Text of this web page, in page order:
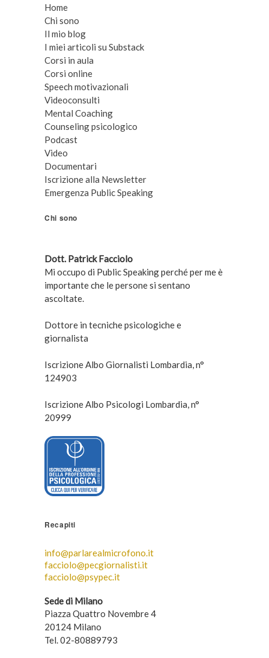
Home
Chi sono
Il mio blog
I miei articoli su Substack
Corsi in aula
Corsi online
Speech motivazionali
Videoconsulti
Mental Coaching
Counseling psicologico
Podcast
Video
Documentari
Iscrizione alla Newsletter
Emergenza Public Speaking
Chi sono
Dott. Patrick Facciolo
Mi occupo di Public Speaking perché per me è
importante che le persone si sentano
ascoltate.
Dottore in tecniche psicologiche e
giornalista
Iscrizione Albo Giornalisti Lombardia, n°
124903
Iscrizione Albo Psicologi Lombardia, n°
20999
Recapiti
info@parlarealmicrofono.it
facciolo@pecgiornalisti.it
facciolo@psypec.it
Sede di Milano
Piazza Quattro Novembre 4
20124 Milano
Tel. 02-80889793